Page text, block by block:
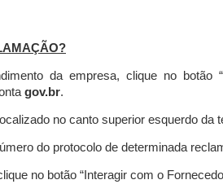
da empresa, clique no botão
gov.br.
no canto superior esquerdo da
do protocolo de determinada
no botão “Interagir com o